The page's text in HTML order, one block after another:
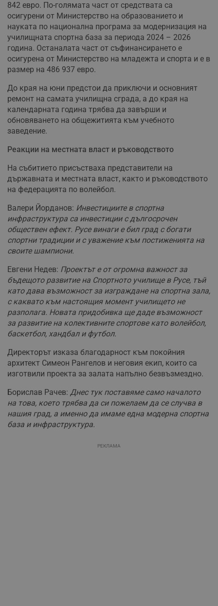
842 евро. По-голямата част от средствата са
осигурени от Министерство на образованието и
науката по национална програма за модернизация на
училищната спортна база за периода 2024 – 2026
година. Останалата част от съфинансирането е
осигурена от Министерство на младежта и спорта и е в
размер на 486 937 евро.
До края на юни предстои да приключи и основният
ремонт на самата училищна сграда, а до края на
календарната година трябва да завърши и
обновяването на общежитията към учебното
заведение.
Реакции на местната власт и ръководството
На събитието присъстваха представители на
държавната и местната власт, както и ръководството
на федерацията по волейбол.
Валери Йорданов: Инвестициите в спортна
инфраструктура са инвестиции с дългосрочен
обществен ефект. Русе винаги е бил град с богати
спортни традиции и с уважение към постиженията на
своите шампиони.
Евгени Недев: Проектът е от огромна важност за
бъдещото развитие на Спортното училище в Русе, тъй
като дава възможност за изграждане на спортна зала,
с каквато към настоящия момент училището не
разполага. Новата придобивка ще даде възможност
за развитие на колективните спортове като волейбол,
баскетбол, хандбал и футбол.
Директорът изказа благодарност към покойния
архитект Симеон Рангелов и неговия екип, които са
изготвили проекта за залата напълно безвъзмездно.
Борислав Рачев: Днес тук поставяме само началото
на това, което трябва да си пожелаем да се случва в
нашия град, а именно да имаме една модерна спортна
база и инфраструктура.
РЕКЛАМА